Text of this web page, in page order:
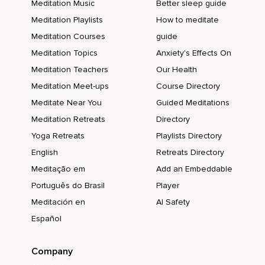
Diese Schicht,
Vielleicht schon sehr lange,
Eventuell bereits seit vielen Jahren,
Sie wurde mit der Zeit immer dicker und sie hält Dich heute
Dein wahres Selbst und Dein Licht zu sehen und zu fühlen.
Und wie Du jetzt da stehst und Dich selber anschauen
kannst,
Spürst Du einen ganz klaren inneren Impuls,
Der Dir sagt,
Um Deinen alten Ballast und alles,
Meditation Music
Meditation Playlists
Meditation Courses
Meditation Topics
Meditation Teachers
Meditation Meet-ups
Meditate Near You
Meditation Retreats
Yoga Retreats
English
Meditação em
Português do Brasil
Meditación en
Español
Better sleep guide
How to meditate
guide
Anxiety's Effects On
Our Health
Course Directory
Guided Meditations
Directory
Playlists Directory
Retreats Directory
Add an Embeddable
Player
AI Safety
Company